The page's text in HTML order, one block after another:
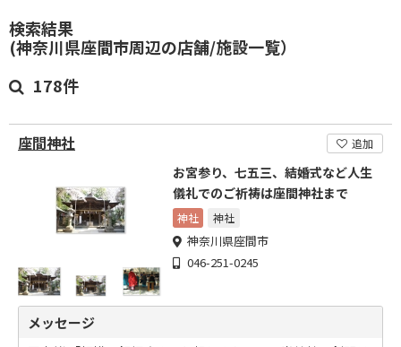
検索結果
(神奈川県座間市周辺の店舗/施設一覧）
178件
座間神社 追加
お宮参り、七五三、結婚式など人生
儀礼でのご祈祷は座間神社まで
神社 神社
神奈川県座間市
046-251-0245
メッセージ